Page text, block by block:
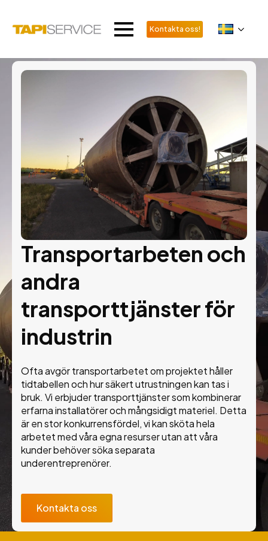
Kontakta oss!
Transportarbeten och
andra
transporttjänster för
industrin
Ofta avgör transportarbetet om projektet håller
tidtabellen och hur säkert utrustningen kan tas i
bruk. Vi erbjuder transporttjänster som kombinerar
erfarna installatörer och mångsidigt materiel. Detta
är en stor konkurrensfördel, vi kan sköta hela
arbetet med våra egna resurser utan att våra
kunder behöver söka separata
underentreprenörer.
Kontakta oss